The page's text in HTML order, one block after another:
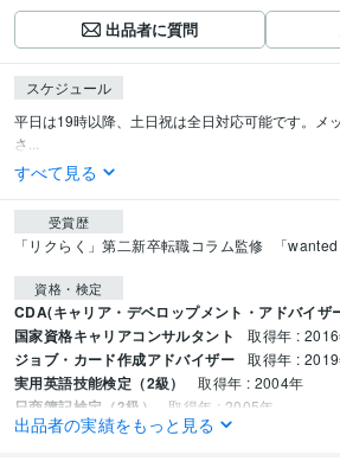
出品者に質問
スケジュール
平日は19時以降、土日祝は全日対応可能です。メ
さ...
すべて見る
受賞歴
「リクらく」第二新卒転職コラム監修 「
資格・検定
CDA(キャリア・デベロップメント・アドバイザ
国家資格キャリアコンサルタント 取得年 :
ジョブ・カード作成アドバイザー 取得年 :
実用英語技能検定（2級） 取得年 : 2004年
日商簿記検定（3級） 取得年 : 2005年
出品者の実績をもっと見る